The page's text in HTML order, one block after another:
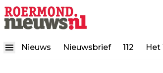
Nieuws Nieuwsbrief 112 Het